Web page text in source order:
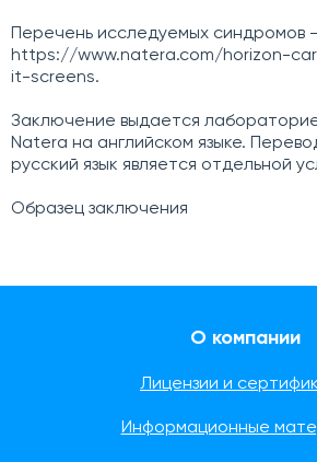
Перечень исследуемых синдромов
https://www.natera.com/horizon-
it-screens.
Заключение выдается
Natera на английском языке.
русский язык является отдельной
Образец заключения
О компании
Лицензии и
Информационные